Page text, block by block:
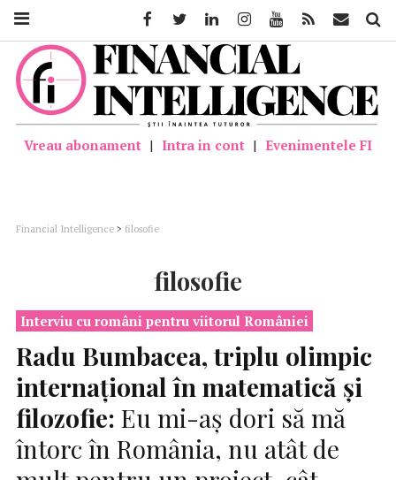
Vreau abonament | Intra in cont | Evenimentele FI
Financial Intelligence > filosofie
filosofie
Interviu cu români pentru viitorul României
Radu Bumbacea, triplu olimpic
internațional în matematică și
filozofie: Eu mi-aș dori să mă
întorc în România, nu atât de
FacebookTwitter LinkedinInstagramYoutube Feed Mail